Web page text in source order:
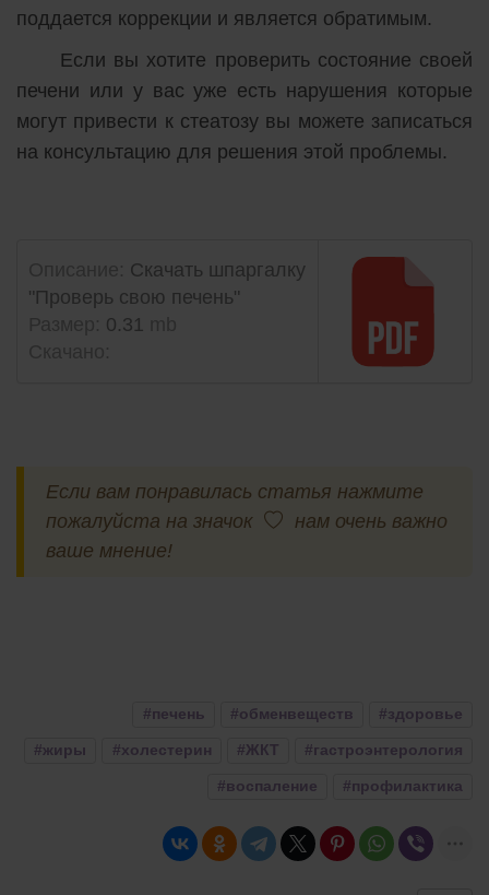
поддается коррекции и является обратимым.
Если вы хотите проверить состояние своей
печени или у вас уже есть нарушения которые
могут привести к стеатозу вы можете записаться
на консультацию для решения этой проблемы.
Скачать шпаргалку
"Проверь свою печень"
0.31
Если вам понравилась статья нажмите
пожалуйста на значок
нам очень важно
ваше мнение!
#здоровье
#обменвеществ
#печень
#гастроэнтерология
#ЖКТ
#холестерин
#жиры
#профилактика
#воспаление